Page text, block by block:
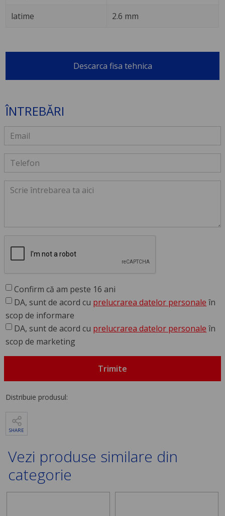
latime 2.6 mm
Descarca fisa tehnica
ÎNTREBĂRI
Confirm că am peste 16 ani
DA, sunt de acord cu prelucrarea datelor personale în
scop de informare
DA, sunt de acord cu prelucrarea datelor personale în
scop de marketing
Trimite
Distribuie produsul:
SHARE
Vezi produse similare din
categorie